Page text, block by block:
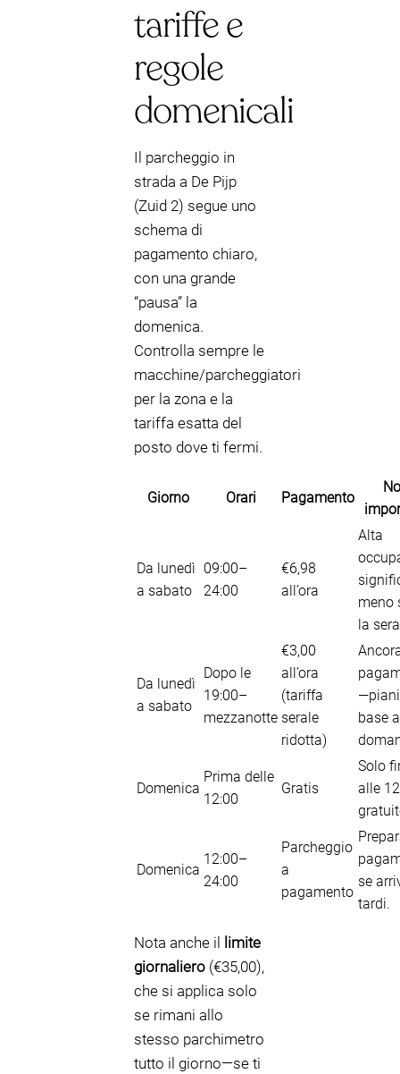
tariffe e
regole
domenicali
Il parcheggio in
strada a De Pijp
(Zuid 2) segue uno
schema di
pagamento chiaro,
con una grande
“pausa” la
domenica.
Controlla sempre le
macchine/parcheggiatori
per la zona e la
tariffa esatta del
posto dove ti fermi.
Giorno Orari Pagamento
Da lunedì
a sabato
09:00–
24:00
€6,98
all’ora
Alta
meno
la
Da lunedì
a sabato
Dopo le
19:00–
mezzanotte
€3,00
all’ora
(tariffa
serale
ridotta)
base
Domenica
Prima delle
12:00
Gratis
Solo
alle
Domenica
12:00–
24:00
Parcheggio
a
pagamento
se
tardi.
Nota anche il
limite
giornaliero (€35,00),
che si applica solo
se rimani allo
stesso parchimetro
tutto il giorno—se ti